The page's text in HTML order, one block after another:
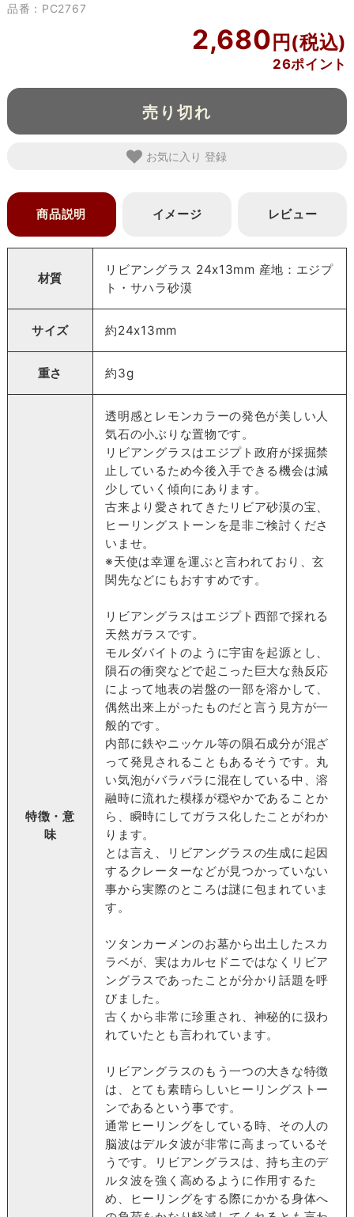
品番：PC2767
2,680
26ポイント
売り切れ
お気に入り
商品説明 イメージ レビュー
材質
リビアングラス 24x13mm 産地：エジプ
ト・サハラ砂漠
サイズ 約24x13mm
重さ 約3g
特徴・意
味
透明感とレモンカラーの発色が美しい人
気石の小ぶりな置物です。
リビアングラスはエジプト政府が採掘禁
止しているため今後入手できる機会は減
少していく傾向にあります。
古来より愛されてきたリビア砂漠の宝、
ヒーリングストーンを是非ご検討くださ
いませ。
※天使は幸運を運ぶと言われており、玄
関先などにもおすすめです。
リビアングラスはエジプト西部で採れる
天然ガラスです。
モルダバイトのように宇宙を起源とし、
隕石の衝突などで起こった巨大な熱反応
によって地表の岩盤の一部を溶かして、
偶然出来上がったものだと言う見方が一
般的です。
内部に鉄やニッケル等の隕石成分が混ざ
って発見されることもあるそうです。丸
い気泡がバラバラに混在している中、溶
融時に流れた模様が穏やかであることか
ら、瞬時にしてガラス化したことがわか
ります。
とは言え、リビアングラスの生成に起因
するクレーターなどが見つかっていない
事から実際のところは謎に包まれていま
す。
ツタンカーメンのお墓から出土したスカ
ラベが、実はカルセドニではなくリビア
ングラスであったことが分かり話題を呼
びました。
古くから非常に珍重され、神秘的に扱わ
れていたとも言われています。
リビアングラスのもう一つの大きな特徴
は、とても素晴らしいヒーリングストー
ンであるという事です。
通常ヒーリングをしている時、その人の
脳波はデルタ波が非常に高まっているそ
うです。リビアングラスは、持ち主のデ
ルタ波を強く高めるように作用するた
め、ヒーリングをする際にかかる身体へ